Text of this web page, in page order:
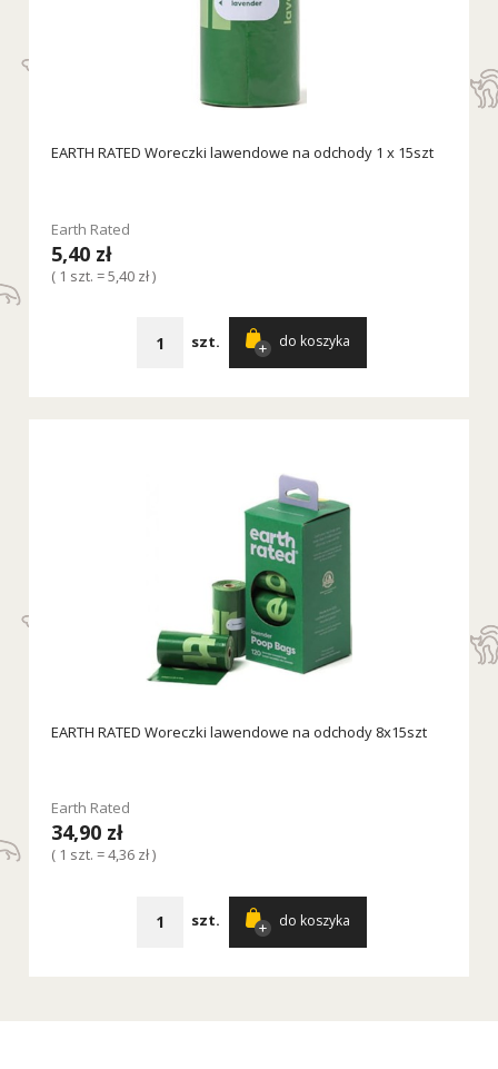
EARTH RATED Woreczki lawendowe na odchody 1 x 15szt
Earth Rated
5,40 zł
( 1 szt. = 5,40 zł )
szt. do koszyka
EARTH RATED Woreczki lawendowe na odchody 8x15szt
Earth Rated
34,90 zł
( 1 szt. = 4,36 zł )
szt. do koszyka